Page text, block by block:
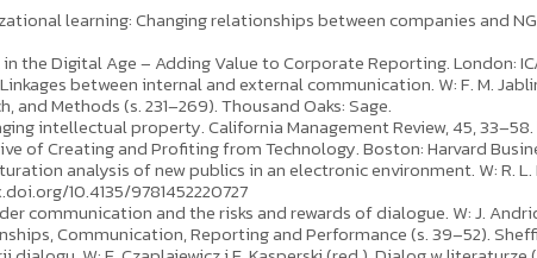
learning: Changing relationships between companies and
the Digital Age – Adding Value to Corporate Reporting. London:
between internal and external communication. W: F. M.
Methods (s. 231–269). Thousand Oaks: Sage.
intellectual property. California Management Review, 45,
of Creating and Profiting from Technology. Boston: Harvard
analysis of new publics in an electronic environment. W: R.
10.4135/9781452220727
communication and the risks and rewards of dialogue. W: J.
Communication, Reporting and Performance (s. 39–52).